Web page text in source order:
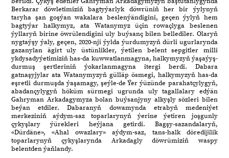
Berkarar döwletimiziň bagtyýarlyk döwrüniň her bir ýylynyň
taryha şan goşýan wakalara beslenýändigini, geçen ýylyň hem
bagtyýar halkymyz, ata Watanymyz üçin rowaçlyga beslenen
ýyllaryň birine öwrülendigini uly buýsanç bilen bellediler. Olaryň
nygtaýşy ýaly, geçen, 2020-nji ýylda ýurdumyzyň dürli ugurlarynda
gazanylan ägirt uly üstünlikler, ýetilen belent sepgitler milli
ykdysadyýetimiziň has-da kuwwatlanmagyna, halkymyzyň ýaşaýyş-
durmuş şertleriniň ýokarlanmagyna itergi berdi. Dabara
gatnaşyjylar ata Watanymyzyň gülläp ösmegi, halkymyzyň has-da
eşretli durmuşda ýaşamagy, şeýle-de Ýer ýüzünde parahatçylygyň,
abadançylygyň höküm sürmegi ugrunda uly tagallalary edýän
Gahryman Arkadagymyza bolan buýsanjyny alkyşly sözleri bilen
beýan etdiler. Dabaranyň dowamynda etrabyň medeniýet
merkeziniň aýdym-saz toparlarynyň ýerine ýetiren joşgunly
çykyşlary ýürekleri heýjana getirdi. Bagşy-sazandalaryň,
«Dürdäne», «Ahal owazlary» aýdym-saz, tans-halk döredijilik
toparlarynyň çykyşlarynda Arkadagly döwrümiziň waspy
belentden ýaňlandy.